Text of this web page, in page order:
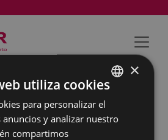
Trabajo de
y Medio
BASQUE
SPANISH
×
utiliza cookies
para personalizar el
y analizar nuestro
compartimos